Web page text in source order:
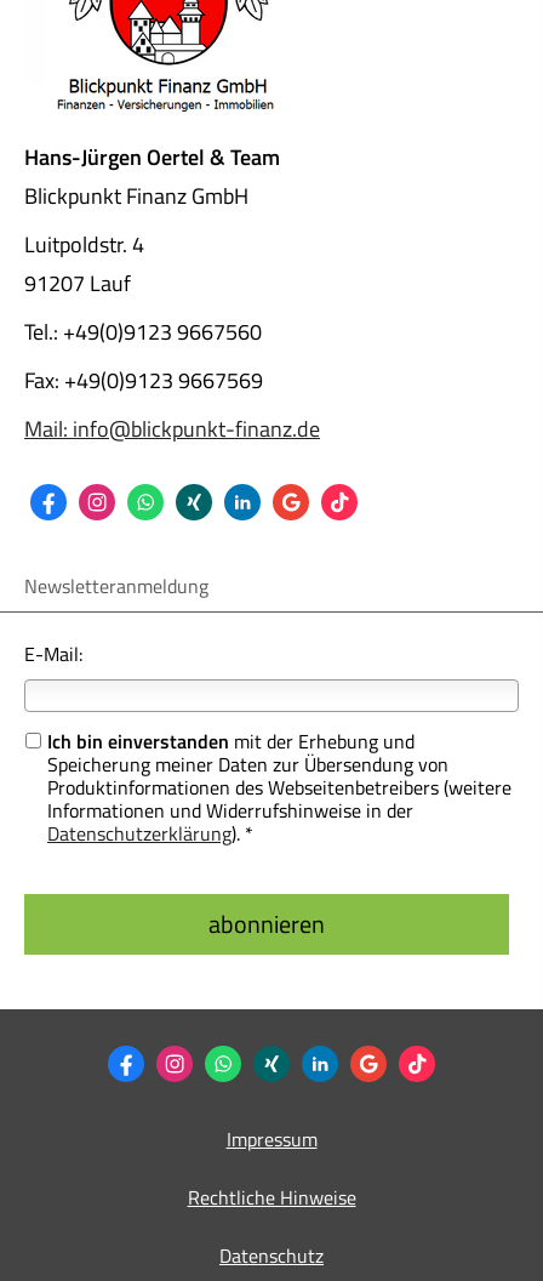
Hans-Jürgen Oertel & Team
Blickpunkt Finanz GmbH
Luitpoldstr. 4
91207 Lauf
Tel.: +49(0)9123 9667560
Fax: +49(0)9123 9667569
Mail: info@blickpunkt-finanz.de
Newsletteranmeldung
E-Mail:
Ich bin einverstanden mit der Erhebung und
Speicherung meiner Daten zur Übersendung von
Produktinformationen des Webseitenbetreibers (weitere
Informationen und Widerrufshinweise in der
Datenschutzerklärung). *
Impressum
Rechtliche Hinweise
Datenschutz